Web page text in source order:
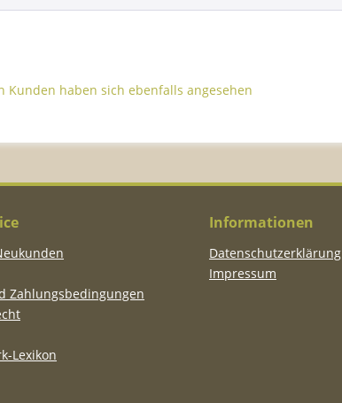
Kunden haben sich ebenfalls angesehen
Zahlungsbedingungen
Lexikon
Informationen
Datenschutzerklärung
Impressum